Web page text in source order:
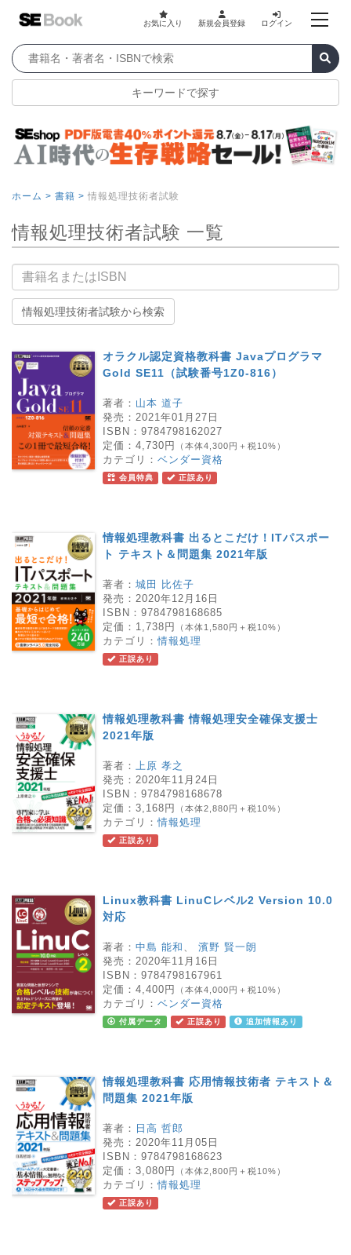
お気に入り 新規会員登録 ログイン
キーワードで探す
ホーム > 書籍 > 情報処理技術者試験
情報処理技術者試験 一覧
書籍名
情報処理技術者試験から検索
オラクル認定資格教科書 Javaプログラマ
Gold SE11（試験番号1Z0-816）
著者： 山本 道子
発売： 2021年01月27日
ISBN： 9784798162027
定価： 4,730円 （本体4,300円＋税10%）
カテゴリ： ベンダー資格
会員特典 正誤あり
情報処理教科書 出るとこだけ！ITパスポー
ト テキスト＆問題集 2021年版
著者： 城田 比佐子
発売： 2020年12月16日
ISBN： 9784798168685
定価： 1,738円 （本体1,580円＋税10%）
カテゴリ：情報処理
正誤あり
情報処理教科書 情報処理安全確保支援士
2021年版
著者：
上原 孝之
発売： 2020年11月24日
ISBN： 9784798168678
定価： 3,168円 （本体2,880円＋税10%）
カテゴリ：情報処理
正誤あり
Linux教科書 LinuCレベル2 Version 10.0
対応
著者： 中島 能和
濱野 賢一朗
発売： 2020年11月16日
ISBN： 9784798167961
定価： 4,400円 （本体4,000円＋税10%）
カテゴリ： ベンダー資格
付属データ 正誤あり 追加情報あり
情報処理教科書 応用情報技術者 テキスト＆
問題集 2021年版
著者： 日高 哲郎
発売： 2020年11月05日
ISBN： 9784798168623
定価： 3,080円 （本体2,800円＋税10%）
カテゴリ：情報処理
正誤あり